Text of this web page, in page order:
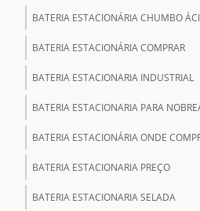
BATERIA ESTACIONÁRIA CHUMBO
BATERIA ESTACIONÁRIA COMPRAR
BATERIA ESTACIONARIA INDUSTRIAL
BATERIA ESTACIONARIA PARA
BATERIA ESTACIONÁRIA ONDE
BATERIA ESTACIONARIA PREÇO
BATERIA ESTACIONARIA SELADA